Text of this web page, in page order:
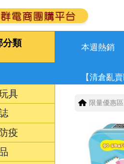
分類 本週熱銷
【清倉亂
具
疫
限量優惠區